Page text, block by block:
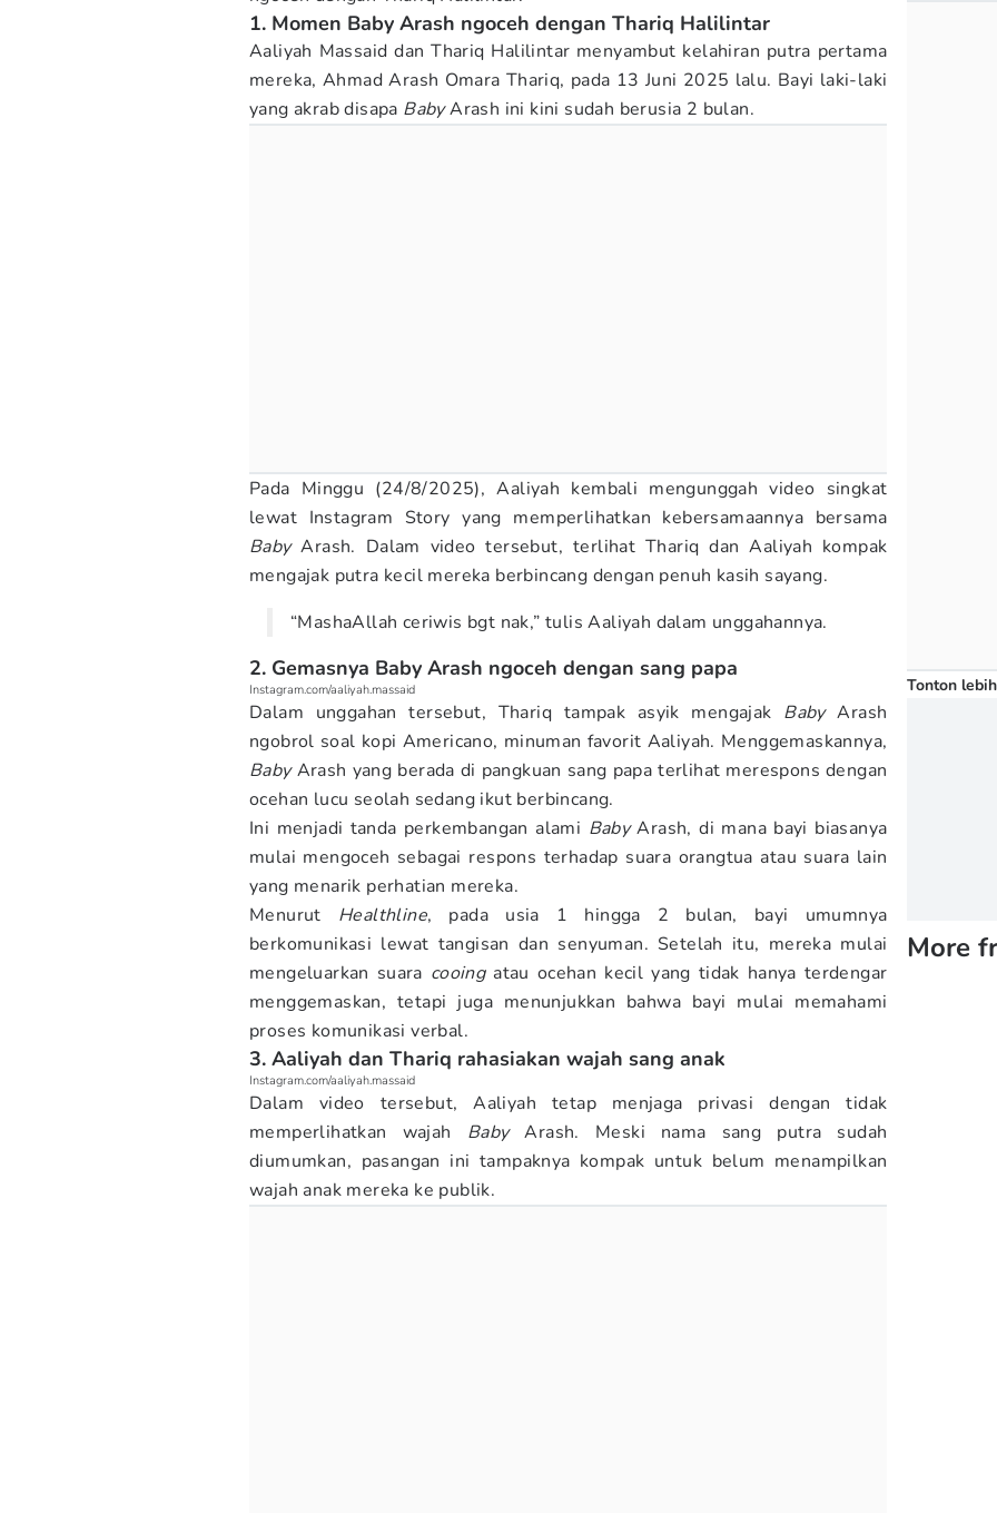
1. Momen Baby Arash ngoceh dengan Thariq Halilintar
Aaliyah Massaid dan Thariq Halilintar menyambut kelahiran putra pertama
mereka, Ahmad Arash Omara Thariq, pada 13 Juni 2025 lalu. Bayi laki-laki
yang akrab disapa BabyArash ini kini sudah berusia 2 bulan.
Pada Minggu (24/8/2025), Aaliyah kembali mengunggah video singkat
lewat Instagram Story yang memperlihatkan kebersamaannya bersama
BabyArash. Dalam video tersebut, terlihat Thariq dan Aaliyah kompak
mengajak putra kecil mereka berbincang dengan penuh kasih sayang.
“MashaAllah ceriwis bgt nak,” tulis Aaliyah dalam unggahannya.
2. Gemasnya Baby Arash ngoceh dengan sang papa
Instagram.com/aaliyah.massaid
Dalam unggahan tersebut, Thariq tampak asyik mengajak BabyArash
ngobrol soal kopi Americano, minuman favorit Aaliyah. Menggemaskannya,
BabyArash yang berada di pangkuan sang papa terlihat merespons dengan
ocehan lucu seolah sedang ikut berbincang.
Ini menjadi tanda perkembangan alami BabyArash, di mana bayi biasanya
mulai mengoceh sebagai respons terhadap suara orangtua atau suara lain
yang menarik perhatian mereka.
Menurut Healthline, pada usia 1 hingga 2 bulan, bayi umumnya
berkomunikasi lewat tangisan dan senyuman. Setelah itu, mereka mulai
mengeluarkan suara cooingatau ocehan kecil yang tidak hanya terdengar
menggemaskan, tetapi juga menunjukkan bahwa bayi mulai memahami
proses komunikasi verbal.
3. Aaliyah dan Thariq rahasiakan wajah sang anak
Instagram.com/aaliyah.massaid
Dalam video tersebut, Aaliyah tetap menjaga privasi dengan tidak
memperlihatkan wajah BabyArash. Meski nama sang putra sudah
diumumkan, pasangan ini tampaknya kompak untuk belum menampilkan
wajah anak mereka ke publik.
Tonton
More